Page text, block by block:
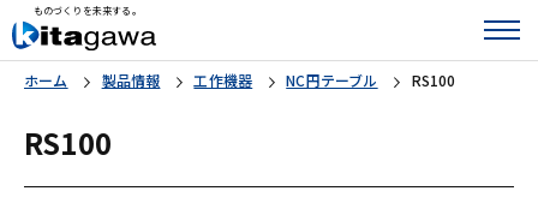
ものづくりを未来する。
ホーム 製品情報 工作機器 NC円テーブル RS100
RS100